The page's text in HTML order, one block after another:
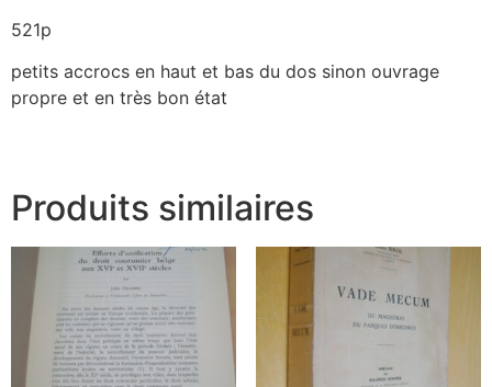
521p
petits accrocs en haut et bas du dos sinon ouvrage
propre et en très bon état
Produits similaires